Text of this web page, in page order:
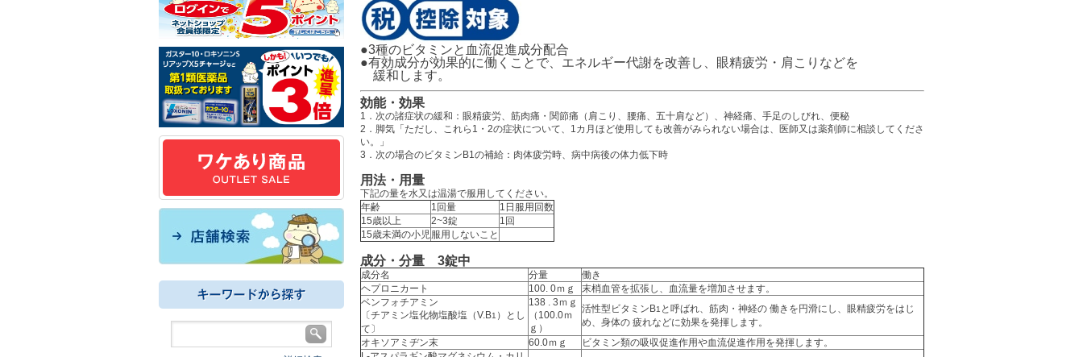
●3種のビタミンと血流促進成分配合
●有効成分が効果的に働くことで、エネルギー代謝を改善し、眼精疲労・肩こりなどを
緩和します。
効能・効果
1．次の諸症状の緩和：眼精疲労、筋肉痛・関節痛（肩こり、腰痛、五十肩など）、神経痛、手足のしびれ、便秘
2．脚気「ただし、これら1・2の症状について、1カ月ほど使用しても改善がみられない場合は、医師又は薬剤師に相談してくださ
い。」
3．次の場合のビタミンB1の補給：肉体疲労時、病中病後の体力低下時
用法・用量
下記の量を水又は温湯で服用してください。
年齢
1回量
1日服用回数
15歳以上
2~3錠
1回
15歳未満の小児服用しないこと
成分・分量 3錠中
成分名 分量
働き
ヘプロニカート
100. 0ｍｇ
末梢血管を拡張し、血流量を増加させます。
ベンフォチアミン
〔チアミン塩化物塩酸塩（V.B1 ）とし
て〕
138 . 3ｍｇ
（100.0ｍ
ｇ）
活性型ビタミンB1 と呼ばれ、筋肉・神経の 働きを円滑にし、眼精疲労をはじ
め、身体の 疲れなどに効果を発揮します。
オキソアミヂン末
60.0ｍｇ
ビタミン類の吸収促進作用や血流促進作用を発揮します。